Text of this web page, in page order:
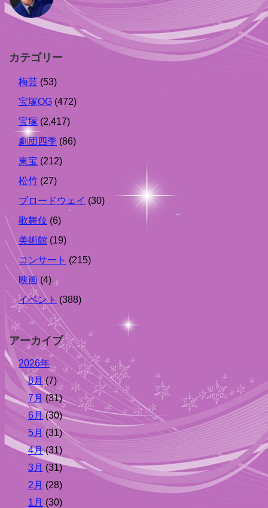
カテゴリー
梅芸 (53)
宝塚OG (472)
宝塚 (2,417)
劇団四季 (86)
東宝 (212)
松竹 (27)
ブロードウェイ (30)
歌舞伎 (6)
美術館 (19)
コンサート (215)
映画 (4)
イベント (388)
アーカイブ
2026年
8月 (7)
7月 (31)
6月(30)
5月 (31)
4月(31)
3月 (31)
2月 (28)
1月 (30)